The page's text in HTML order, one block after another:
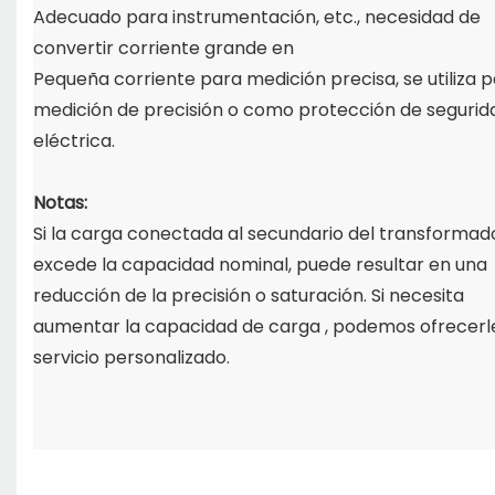
Adecuado para instrumentación, etc., necesidad de
convertir corriente grande en
Pequeña corriente para medición precisa, se utiliza
medición de precisión o como protección de
eléctrica.
Notas:
Si la carga conectada al secundario del
excede la capacidad nominal, puede resultar en una
reducción de la precisión o saturación. Si necesita
aumentar la capacidad de carga, podemos
servicio personalizado.